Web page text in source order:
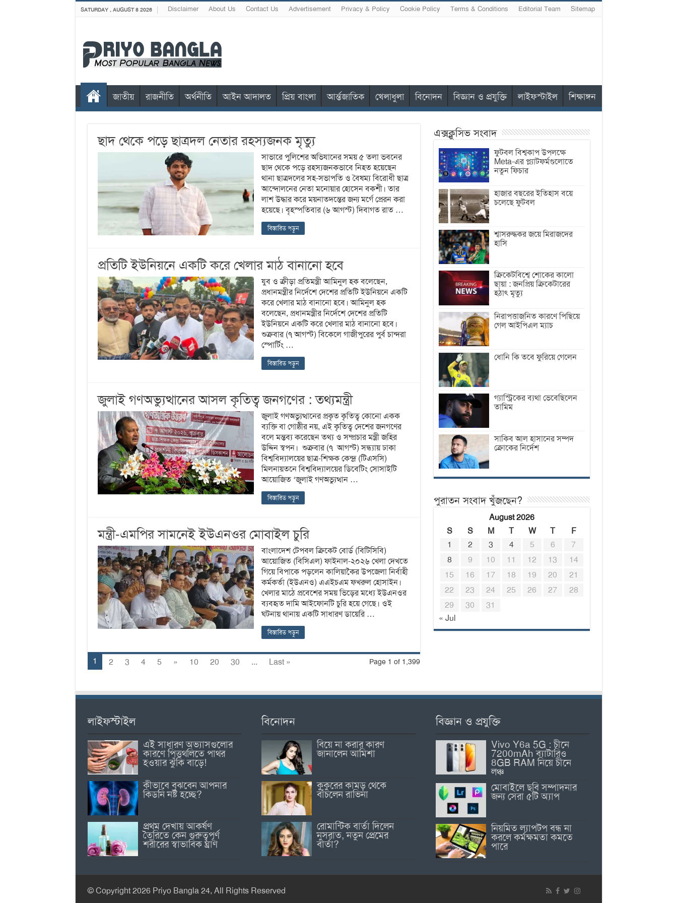
SATURDAY , AUGUST 8 2026 Disclaimer About Us Contact Us Advertisement Privacy & Policy Cookie Policy Terms & Conditions Editorial Team Sitemap
জাতীয় রাজনীতি অর্থনীতি আইন আদালত প্রিয় বাংলা আর্ন্তজাতিক খেলাধুলা বিনোদন বিজ্ঞান ও প্রযুক্তি লাইফস্টাইল শিক্ষাঙ্গন
ছাদ থেকে পড়ে ছাত্রদল নেতার রহস্যজনক মৃত্যু
সাভারে পুলিশের অভিযানের সময় ৫ তলা ভবনের
ছাদ থেকে পড়ে রহস্যজনকভাবে নিহত হয়েছেন
থানা ছাত্রদলের সহ-সভাপতি ও বৈষম্য বিরোধী ছাত্র
আন্দোলনের নেতা মনোয়ার হোসেন বকশী। তার
লাশ উদ্ধার করে ময়নাতদন্তের জন্য মর্গে প্রেরন করা
হয়েছে। বৃহস্পতিবার (৬ আগস্ট) দিবাগত রাত …
বিস্তারিত পড়ুন
প্রতিটি ইউনিয়নে একটি করে খেলার মাঠ বানানো হবে
যুব ও ক্রীড়া প্রতিমন্ত্রী আমিনুল হক বলেছেন,
প্রধানমন্ত্রীর নির্দেশে দেশের প্রতিটি ইউনিয়নে একটি
করে খেলার মাঠ বানানো হবে। আমিনুল হক
বলেছেন, প্রধানমন্ত্রীর নির্দেশে দেশের প্রতিটি
ইউনিয়নে একটি করে খেলার মাঠ বানানো হবে।
শুক্রবার (৭ আগস্ট) বিকেলে গাজীপুরের পুর্ব চান্দরা
স্পোর্টিং …
বিস্তারিত পড়ুন
জুলাই গণঅভ্যুত্থানের আসল কৃতিত্ব জনগণের : তথ্যমন্ত্রী
জুলাই গণঅভ্যুত্থানের প্রকৃত কৃতিত্ব কোনো একক
ব্যক্তি বা গোষ্ঠীর নয়, এই কৃতিত্ব দেশের জনগণের
বলে মন্তব্য করেছেন তথ্য ও সম্প্রচার মন্ত্রী জহির
উদ্দিন স্বপন। শুক্রবার (৭ আগস্ট) সন্ধ্যায় ঢাকা
বিশ্ববিদ্যালয়ের ছাত্র-শিক্ষক কেন্দ্র (টিএসসি)
মিলনায়তনে বিশ্ববিদ্যালয়ের ডিবেটিং সোসাইটি
আয়োজিত ‘জুলাই গণঅভ্যুত্থান …
বিস্তারিত পড়ুন
মন্ত্রী-এমপির সামনেই ইউএনওর মোবাইল চুরি
বাংলাদেশ টেপবল ক্রিকেট বোর্ড (বিটিসিবি)
আয়োজিত (বিসিএল) ফাইনাল-২০২৬ খেলা দেখতে
গিয়ে বিপাকে পড়লেন কালিয়াকৈর উপজেলা নির্বাহী
কর্মকর্তা (ইউএনও) এএইচএম ফখরুল হোসাইন।
খেলার মাঠে প্রবেশের সময় ভিড়ের মধ্যে ইউএনওর
ব্যবহৃত দামি আইফোনটি চুরি হয়ে গেছে। ওই
ঘটনায় থানায় একটি সাধারণ ডায়েরি …
বিস্তারিত পড়ুন
Page 1 of 1,399
1 2 3 4 5 » 10 20 30 ... Last »
এক্সক্লুসিভ সংবাদ
ফুটবল বিশ্বকাপ উপলক্ষে
Meta-এর প্ল্যাটফর্মগুলোতে
নতুন ফিচার
হাজার বছরের ইতিহাস বয়ে
চলেছে ফুটবল
শ্বাসরুদ্ধকর জয়ে মিরাজদের
হাসি
ক্রিকেটবিশ্বে শোকের কালো
ছায়া : জনপ্রিয় ক্রিকেটারের
হঠাৎ মৃত্যু
নিরাপত্তাজনিত কারণে পিছিয়ে
গেল আইপিএল ম্যাচ
ধোনি কি তবে ফুরিয়ে গেলেন
গ্যাস্ট্রিকের ব্যথা ভেবেছিলেন
তামিম
সাকিব আল হাসানের সম্পদ
ক্রোকের নির্দেশ
পুরাতন সংবাদ খুঁজছেন?
August 2026
S
S M T W T
F
1
2 3 4 5 6
7
8
9 10 11 12 13
14
15
16 17 18 19 20
21
22
23 24 25 26 27
28
29
30
31
« Jul
লাইফস্টাইল
এই সাধারণ অভ্যাসগুলোর
কারণে পিত্তথলিতে পাথর
হওয়ার ঝুঁকি বাড়ে!
কীভাবে বুঝবেন আপনার
কিডনি নষ্ট হচ্ছে?
প্রথম দেখায় আকর্ষণ
তৈরিতে কেন গুরুত্বপূর্ণ
শরীরের স্বাভাবিক ঘ্রাণ
বিনোদন
বিয়ে না করার কারণ
জানালেন আমিশা
কুকুরের কামড় থেকে
বাঁচলেন রাভিনা
রোমান্টিক বার্তা দিলেন
নুসরাত, নতুন প্রেমের
বার্তা?
বিজ্ঞান ও প্রযুক্তি
Vivo Y6a 5G : চীনে
7200mAh ব্যাটারিও
8GB RAM নিয়ে চীনে
লঞ্চ
মোবাইলে ছবি সম্পাদনার
জন্য সেরা ৫টি অ্যাপ
নিয়মিত ল্যাপটপ বন্ধ না
করলে কর্মক্ষমতা কমতে
পারে
© Copyright 2026 Priyo Bangla 24, All Rights Reserved